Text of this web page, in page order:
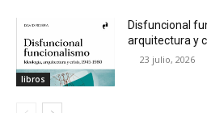
libros
Disfuncional
arquitectura y
23 julio, 2026